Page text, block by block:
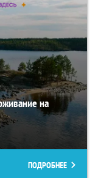
на
ПОДРОБНЕЕ